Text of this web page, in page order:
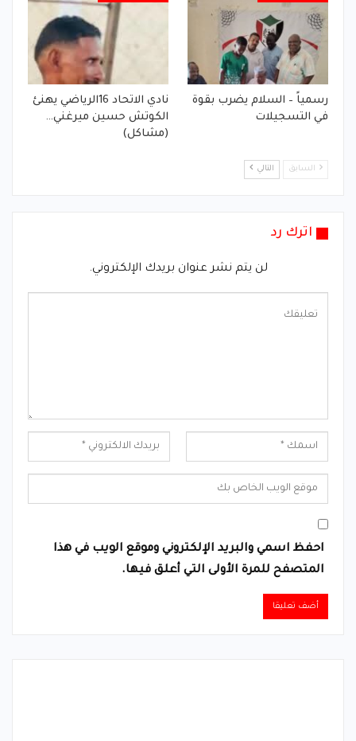
رسمياً – السلام يضرب بقوة
في التسجيلات
نادي الاتحاد 16الرياضي يهنئ
الكوتش حسين ميرغني…
(مشاكل)
السابق التالي
اترك رد
لن يتم نشر عنوان بريدك الإلكتروني.
احفظ اسمي والبريد الإلكتروني وموقع الويب في هذا
المتصفح للمرة الأولى التي أعلق فيها.